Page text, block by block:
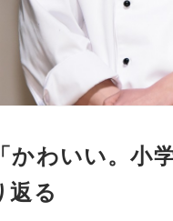
かわいい。小
返る